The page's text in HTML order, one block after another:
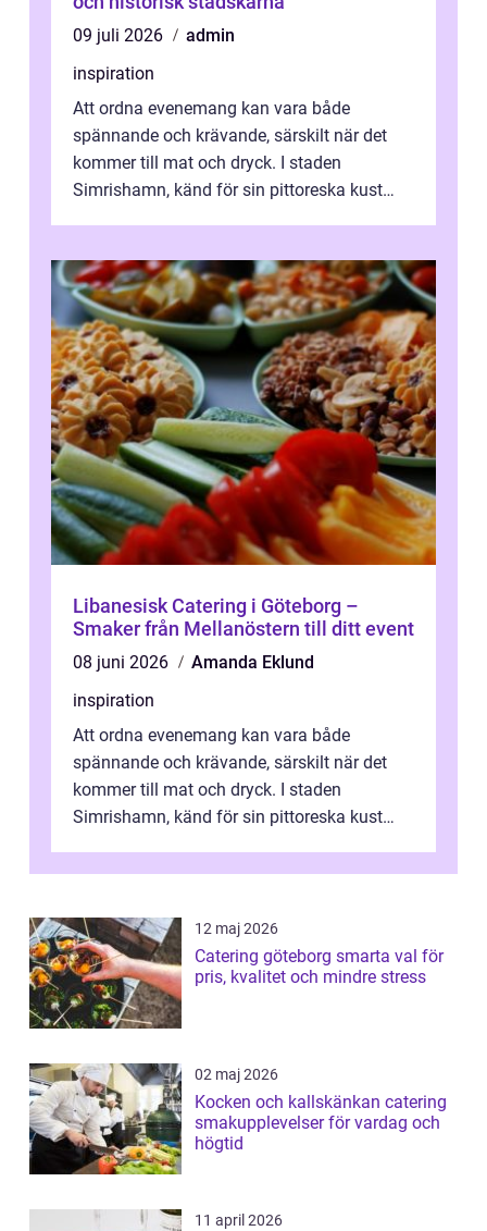
09 juli 2026
admin
inspiration
Att ordna evenemang kan vara både
spännande och krävande, särskilt när det
kommer till mat och dryck. I staden
Simrishamn, känd för sin pittoreska kust
Libanesisk Catering i Göteborg –
Smaker från Mellanöstern till ditt event
08 juni 2026
Amanda Eklund
inspiration
Att ordna evenemang kan vara både
spännande och krävande, särskilt när det
kommer till mat och dryck. I staden
Simrishamn, känd för sin pittoreska kust
12 maj 2026
Catering göteborg smarta val för
pris, kvalitet och mindre stress
02 maj 2026
Kocken och kallskänkan catering
smakupplevelser för vardag och
högtid
11 april 2026